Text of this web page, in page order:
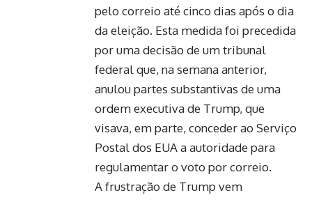
pelo correio até cinco dias após o dia
da eleição. Esta medida foi precedida
por uma decisão de um tribunal
federal que, na semana anterior,
anulou partes substantivas de uma
ordem executiva de Trump, que
visava, em parte, conceder ao Serviço
Postal dos EUA a autoridade para
regulamentar o voto por correio.
A frustração de Trump vem